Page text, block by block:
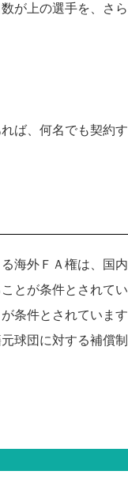
が上の選手を、さ
ば、何名でも契約す
外ＦＡ権は、国内
とが条件とされて
条件とされています
球団に対する補償